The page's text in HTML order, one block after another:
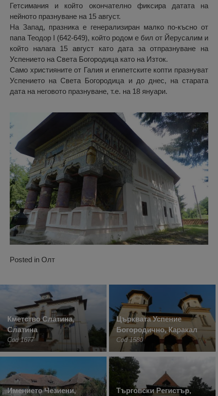
Гетсимания и който окончателно фиксира датата на
нейното празнуване на 15 август.
На Запад, празника е генерализиран малко по-късно от
папа Теодор I (642-649), който родом е бил от Йерусалим и
който налага 15 август като дата за отпразнуване на
Успението на Света Богородица като на Изток.
Само християните от Галия и египетските копти празнуват
Успението на Света Богородица и до днес, на старата
дата на неговото празнуване, т.е. на 18 януари.
Posted in Олт
Кметство Слатина,
Слатина
Cod 1677
Църквата Успение
Богородично, Каракал
Cod 1580
Имението Чезиени,
Търговски Регистър,